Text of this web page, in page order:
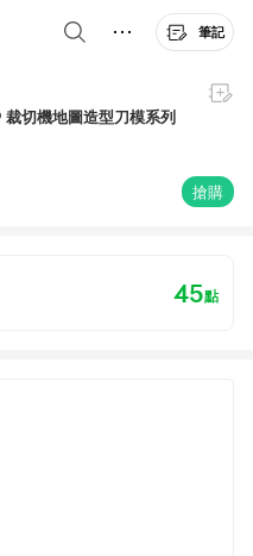
筆記
切機地圖造型刀模系列
搶購
45點